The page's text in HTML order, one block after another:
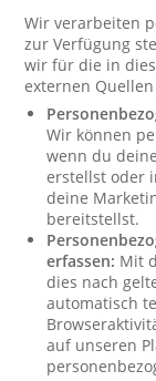
Wir verarbeiten
zur Verfügung
wir für die in
externen
Wir können
wenn du
erstellst oder
deine
bereitstellst.
erfassen: Mit
dies nach
automatisch
auf unseren